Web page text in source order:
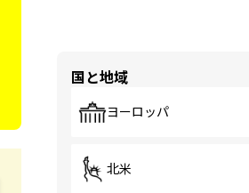
国と地域
ヨーロッパ
北米